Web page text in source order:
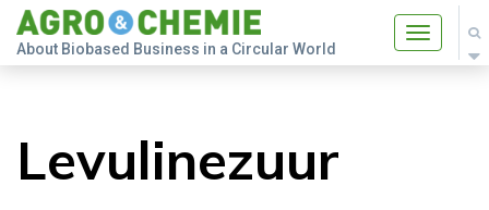
Toggle
About Biobased Business in a Circular World
Levulinezuur